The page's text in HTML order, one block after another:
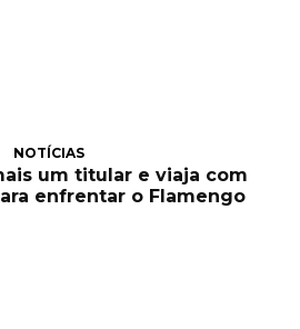
NOTÍCIAS
um titular e viaja com
enfrentar o Flamengo